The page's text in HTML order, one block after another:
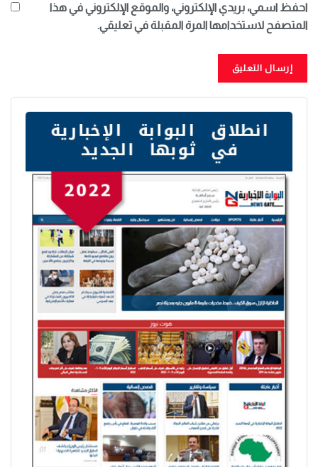
احفظ اسمي، بريدي الإلكتروني، والموقع الإلكتروني في هذا
المتصفح لاستخدامها المرة المقبلة في تعليقي.